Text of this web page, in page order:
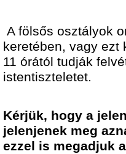
A fölsős osztályok
keretében, vagy ezt
11 órától tudják
istentiszteletet.
Kérjük, hogy a
jelenjenek meg
ezzel is megadjuk